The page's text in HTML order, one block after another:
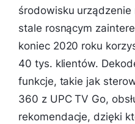
środowisku
stale rosnącym
koniec 2020 roku
40 tys. klientów.
funkcje, takie jak
360 z UPC TV Go,
rekomendacje, dzięki